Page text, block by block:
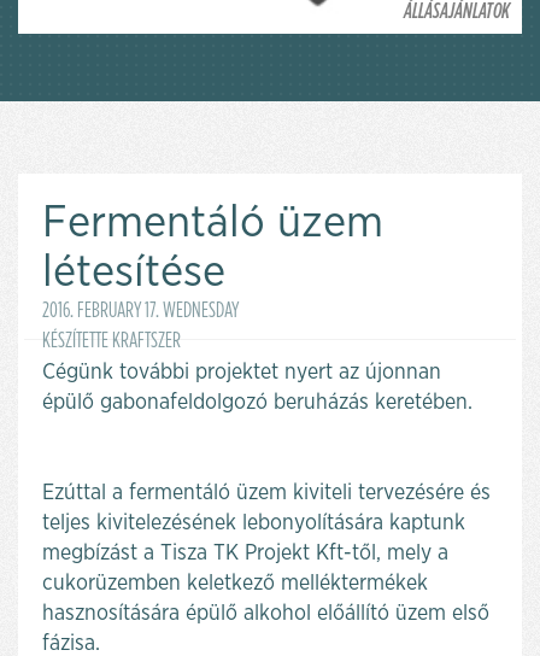
ÁLLÁSAJÁNLATOK
Fermentáló üzem
létesítése
2016. FEBRUARY 17. WEDNESDAY
KÉSZÍTETTE KRAFTSZER
Cégünk további projektet nyert az újonnan
épülő gabonafeldolgozó beruházás keretében.
Ezúttal a fermentáló üzem kiviteli tervezésére és
teljes kivitelezésének lebonyolítására kaptunk
megbízást a Tisza TK Projekt Kft-től, mely a
cukorüzemben keletkező melléktermékek
hasznosítására épülő alkohol előállító üzem első
fázisa.